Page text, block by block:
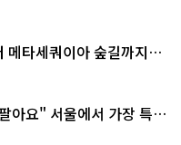
메타세쿼이아 숲길까지…
아요" 서울에서 가장 특별